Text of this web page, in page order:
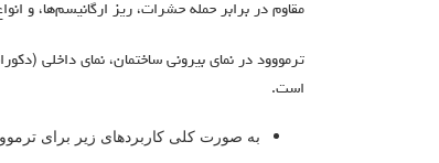
مقاوم در برابر حمله حشرات، ریز ارگانیسم‌ها، و
ترمووود در نمای بیرونی ساختمان، نمای داخلی
است.
به صورت کلی کاربردهای زیر برای